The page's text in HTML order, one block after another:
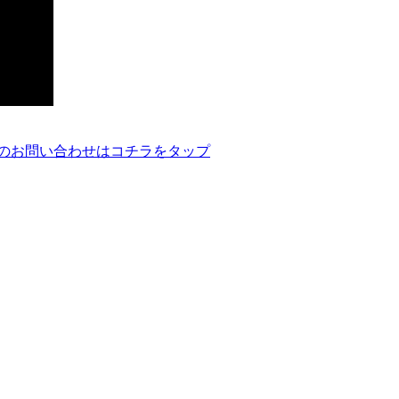
お問い合わせはコチラをタップ